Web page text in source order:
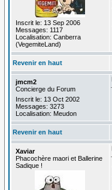
Inscrit le: 13 Sep 2006
Messages: 1117
Localisation: Canberra
(VegemiteLand)
Revenir en haut
jmcm2
Concierge du Forum
Inscrit le: 13 Oct 2002
Messages: 3273
Localisation: Meudon
Revenir en haut
Xaviar
Phacochère maori et Ballerine
Sadique !